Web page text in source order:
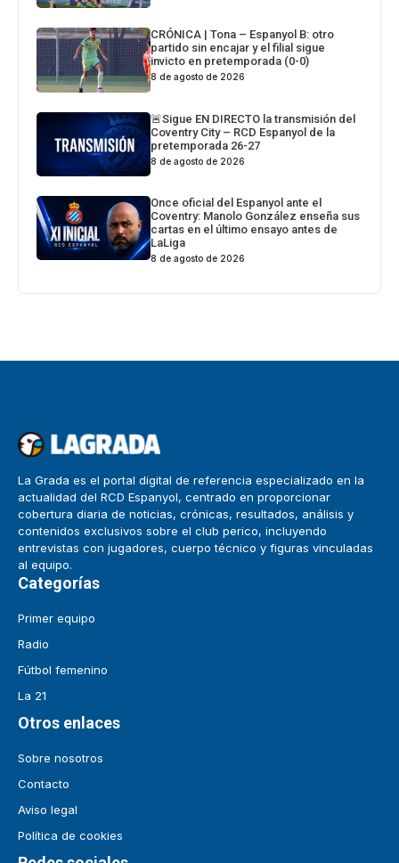
CRÓNICA | Tona – Espanyol B: otro
partido sin encajar y el filial sigue
invicto en pretemporada (0-0)
8 de agosto de 2026
🚨Sigue EN DIRECTO la transmisión del
Coventry City – RCD Espanyol de la
pretemporada 26-27
8 de agosto de 2026
Once oficial del Espanyol ante el
Coventry: Manolo González enseña sus
cartas en el último ensayo antes de
LaLiga
8 de agosto de 2026
La Grada es el portal digital de referencia especializado en la
actualidad del RCD Espanyol, centrado en proporcionar
cobertura diaria de noticias, crónicas, resultados, análisis y
contenidos exclusivos sobre el club perico, incluyendo
entrevistas con jugadores, cuerpo técnico y figuras vinculadas
al equipo.
Categorías
Primer equipo
Radio
Fútbol femenino
La 21
Otros enlaces
Sobre nosotros
Contacto
Aviso legal
Política de cookies